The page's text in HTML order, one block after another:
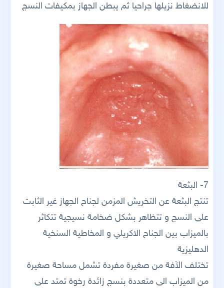
للانضغاط نزيلها جراحيا ثم يبطن الجهاز بمكيفات النسج
7- البثعة
تنتج البثعة عن التخريش المزمن لجناح الجهاز غير الثابت
على النسج و تتظاهر بشكل ضخامة نسيجية تتكاثر
بالميزاب بين الجناح الاكريلي و المخاطية السنخية
الدهليزية
تختلف الآفة من صغيرة مفردة تشمل مساحة صغيرة
من الميزاب الى متعددة بنسج زائدة رخوة تمتد على